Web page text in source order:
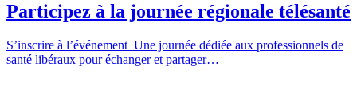
Participez à la journée régionale télésanté
S’inscrire à l’événement Une journée dédiée aux professionnels de
santé libéraux pour échanger et partager…